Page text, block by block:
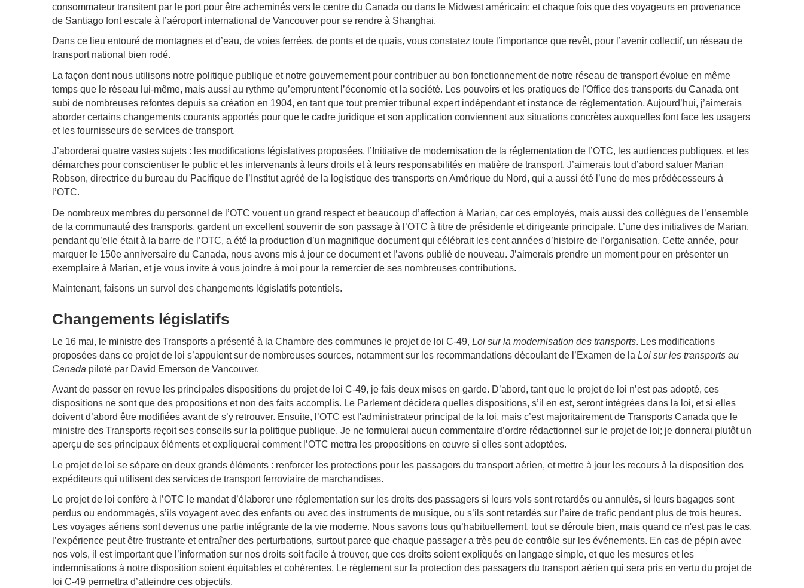
consommateur transitent par le port pour être acheminés vers le centre du Canada ou dans le Midwest américain; et chaque fois que des voyageurs en provenance
de Santiago font escale à l’aéroport international de Vancouver pour se rendre à Shanghai.
Dans ce lieu entouré de montagnes et d’eau, de voies ferrées, de ponts et de quais, vous constatez toute l’importance que revêt, pour l’avenir collectif, un réseau de
transport national bien rodé.
La façon dont nous utilisons notre politique publique et notre gouvernement pour contribuer au bon fonctionnement de notre réseau de transport évolue en même
temps que le réseau lui-même, mais aussi au rythme qu’empruntent l’économie et la société. Les pouvoirs et les pratiques de l'Office des transports du Canada ont
subi de nombreuses refontes depuis sa création en 1904, en tant que tout premier tribunal expert indépendant et instance de réglementation. Aujourd’hui, j’aimerais
aborder certains changements courants apportés pour que le cadre juridique et son application conviennent aux situations concrètes auxquelles font face les usagers
et les fournisseurs de services de transport.
J’aborderai quatre vastes sujets : les modifications législatives proposées, l’Initiative de modernisation de la réglementation de l’OTC, les audiences publiques, et les
démarches pour conscientiser le public et les intervenants à leurs droits et à leurs responsabilités en matière de transport. J’aimerais tout d’abord saluer Marian
Robson, directrice du bureau du Pacifique de l’Institut agréé de la logistique des transports en Amérique du Nord, qui a aussi été l’une de mes prédécesseurs à
l’OTC.
De nombreux membres du personnel de l’OTC vouent un grand respect et beaucoup d’affection à Marian, car ces employés, mais aussi des collègues de l’ensemble
de la communauté des transports, gardent un excellent souvenir de son passage à l’OTC à titre de présidente et dirigeante principale. L’une des initiatives de Marian,
pendant qu’elle était à la barre de l’OTC, a été la production d’un magnifique document qui célébrait les cent années d’histoire de l’organisation. Cette année, pour
marquer le 150e anniversaire du Canada, nous avons mis à jour ce document et l’avons publié de nouveau. J’aimerais prendre un moment pour en présenter un
exemplaire à Marian, et je vous invite à vous joindre à moi pour la remercier de ses nombreuses contributions.
Maintenant, faisons un survol des changements législatifs potentiels.
Changements législatifs
Le 16 mai, le ministre des Transports a présenté à la Chambre des communes le projet de loi C-49, Loi sur la modernisation des transports. Les modifications
proposées dans ce projet de loi s’appuient sur de nombreuses sources, notamment sur les recommandations découlant de l’Examen de la Loi sur les transports au
Canada piloté par David Emerson de Vancouver.
Avant de passer en revue les principales dispositions du projet de loi C-49, je fais deux mises en garde. D’abord, tant que le projet de loi n’est pas adopté, ces
dispositions ne sont que des propositions et non des faits accomplis. Le Parlement décidera quelles dispositions, s’il en est, seront intégrées dans la loi, et si elles
doivent d’abord être modifiées avant de s’y retrouver. Ensuite, l’OTC est l'administrateur principal de la loi, mais c’est majoritairement de Transports Canada que le
ministre des Transports reçoit ses conseils sur la politique publique. Je ne formulerai aucun commentaire d’ordre rédactionnel sur le projet de loi; je donnerai plutôt un
aperçu de ses principaux éléments et expliquerai comment l’OTC mettra les propositions en œuvre si elles sont adoptées.
Le projet de loi se sépare en deux grands éléments : renforcer les protections pour les passagers du transport aérien, et mettre à jour les recours à la disposition des
expéditeurs qui utilisent des services de transport ferroviaire de marchandises.
Le projet de loi confère à l’OTC le mandat d’élaborer une réglementation sur les droits des passagers si leurs vols sont retardés ou annulés, si leurs bagages sont
perdus ou endommagés, s’ils voyagent avec des enfants ou avec des instruments de musique, ou s’ils sont retardés sur l’aire de trafic pendant plus de trois heures.
Les voyages aériens sont devenus une partie intégrante de la vie moderne. Nous savons tous qu’habituellement, tout se déroule bien, mais quand ce n'est pas le cas,
l’expérience peut être frustrante et entraîner des perturbations, surtout parce que chaque passager a très peu de contrôle sur les événements. En cas de pépin avec
nos vols, il est important que l’information sur nos droits soit facile à trouver, que ces droits soient expliqués en langage simple, et que les mesures et les
indemnisations à notre disposition soient équitables et cohérentes. Le règlement sur la protection des passagers du transport aérien qui sera pris en vertu du projet de
loi C-49 permettra d’atteindre ces objectifs.